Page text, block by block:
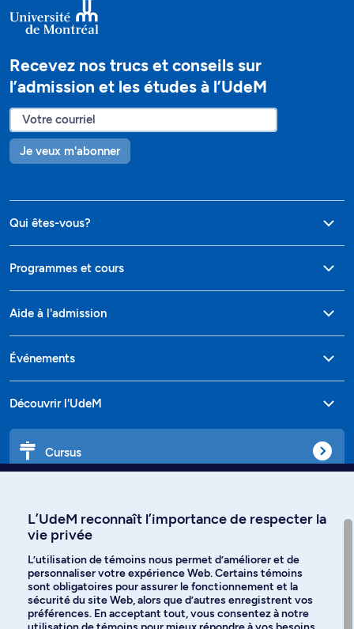
Recevez nos trucs et conseils sur
l’admission et les études à l’UdeM
Je veux m'abonner
Qui êtes-vous?
Programmes et cours
Aide à l'admission
Événements
Découvrir l'UdeM
Cursus
Langues
Facebook Instagram
L’UdeM reconnaît l’importance de respecter la
vie privée
L’utilisation de témoins nous permet d’améliorer et de
personnaliser votre expérience Web. Certains témoins
sont obligatoires pour assurer le fonctionnement et la
sécurité du site Web, alors que d’autres enregistrent vos
préférences. En acceptant tout, vous consentez à notre